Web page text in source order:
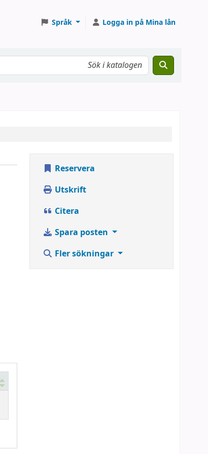
Språk Logga in på Mina lån
Reservera
Utskrift
Citera
Spara posten
Fler sökningar